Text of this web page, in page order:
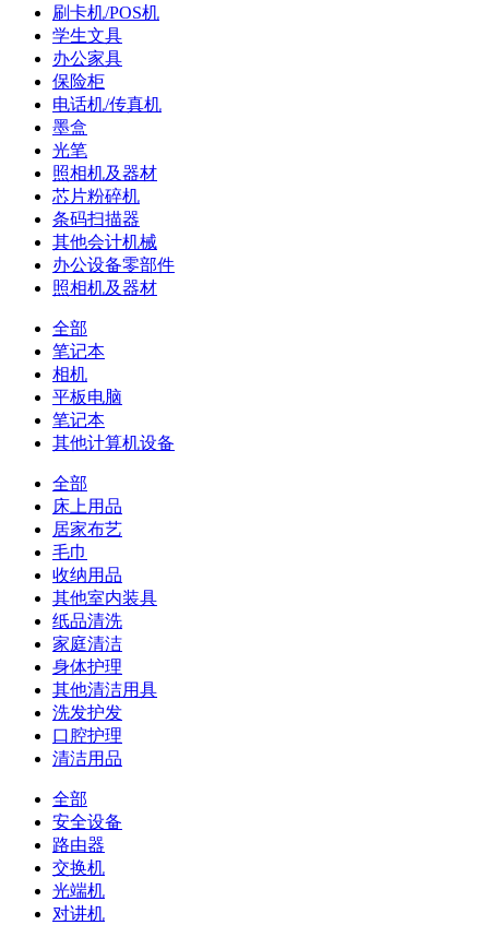
刷卡机/POS机
学生文具
办公家具
保险柜
电话机/传真机
墨盒
光笔
照相机及器材
芯片粉碎机
条码扫描器
其他会计机械
办公设备零部件
照相机及器材
全部
笔记本
相机
平板电脑
笔记本
其他计算机设备
全部
床上用品
居家布艺
毛巾
收纳用品
其他室内装具
纸品清洗
家庭清洁
身体护理
其他清洁用具
洗发护发
口腔护理
清洁用品
全部
安全设备
路由器
交换机
光端机
对讲机